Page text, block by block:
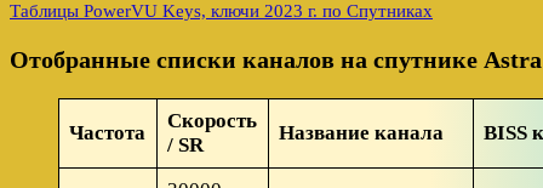
Таблицы PowerVU Keys, ключи 2023 г. по Спутниках
Отобранные списки каналов на спутнике Astra
Частота
Скорость
/ SR
Название канала BISS